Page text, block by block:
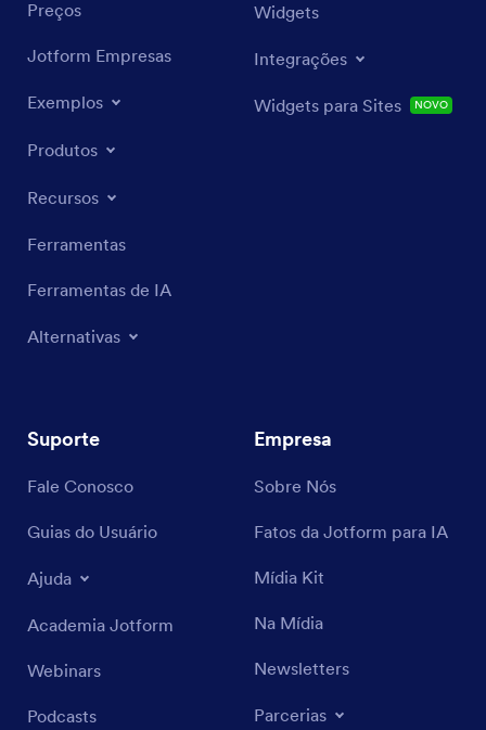
Preços
Jotform Empresas
Exemplos
Produtos
Recursos
Ferramentas
Ferramentas de IA
Alternativas
Widgets
Integrações
Widgets para Sites NOVO
Suporte
Fale Conosco
Guias do Usuário
Ajuda
Academia Jotform
Webinars
Podcasts
Empresa
Sobre Nós
Fatos da Jotform para IA
Mídia Kit
Na Mídia
Newsletters
Parcerias